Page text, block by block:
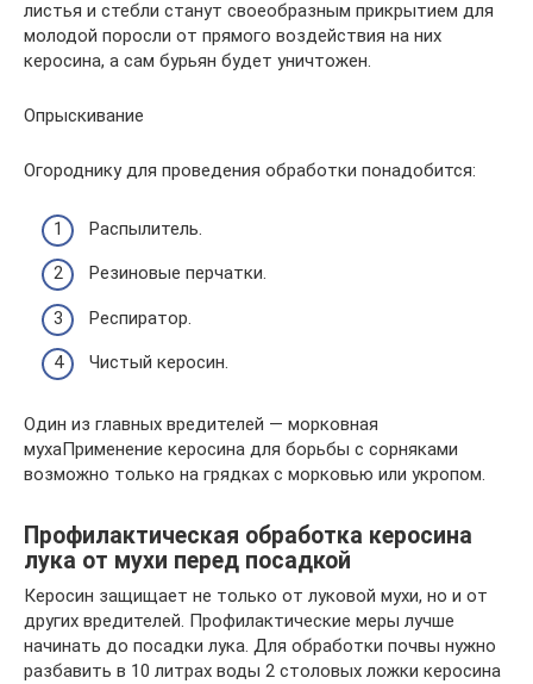
листья и стебли станут своеобразным прикрытием для
молодой поросли от прямого воздействия на них
керосина, а сам бурьян будет уничтожен.
Опрыскивание
Огороднику для проведения обработки понадобится:
Распылитель.
Резиновые перчатки.
Респиратор.
Чистый керосин.
Один из главных вредителей — морковная
мухаПрименение керосина для борьбы с сорняками
возможно только на грядках с морковью или укропом.
Профилактическая обработка керосина
лука от мухи перед посадкой
Керосин защищает не только от луковой мухи, но и от
других вредителей. Профилактические меры лучше
начинать до посадки лука. Для обработки почвы нужно
разбавить в 10 литрах воды 2 столовых ложки керосина